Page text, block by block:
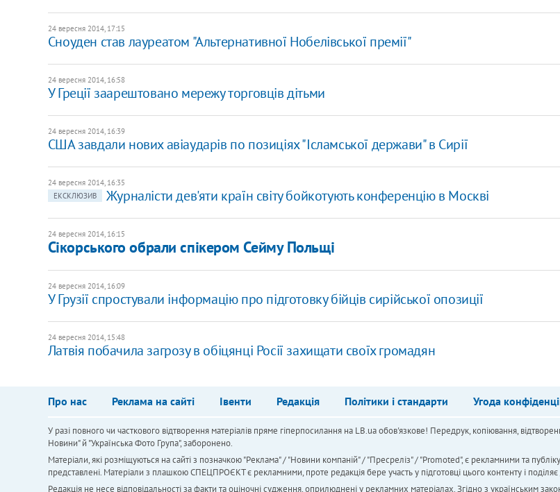
24 вересня 2014, 17:15
Сноуден став лауреатом "Альтернативної Нобелівської премії"
24 вересня 2014, 16:58
У Греції заарештовано мережу торговців дітьми
24 вересня 2014, 16:39
США завдали нових авіаударів по позиціях "Ісламської держави" в Сирії
24 вересня 2014, 16:35
ЕКСКЛЮЗИВ
Журналісти дев'яти країн світу бойкотують конференцію в Москві
24 вересня 2014, 16:15
Сікорського обрали спікером Сейму Польщі
24 вересня 2014, 16:09
У Грузії спростували інформацію про підготовку бійців сирійської опозиції
24 вересня 2014, 15:48
Латвія побачила загрозу в обіцянці Росії захищати своїх громадян
Про нас Реклама на сайті Івенти Редакція Політики і стандарти Угода
У разі повного чи часткового відтворення матеріалів пряме гіперпосилання на LB.ua обов'язкове! Передрук, копіювання,
Новини" й "Українська Фото Група", заборонено.
Матеріали, які розміщуються на сайті з позначкою "Реклама" / "Новини компаній" / "Пресреліз" / "Promoted", є рекламними та
представлені. Матеріали з плашкою СПЕЦПРОЄКТ є рекламними, проте редакція бере участь у підготовці цього контенту і
Редакція не несе відповідальності за факти та оціночні судження, оприлюднені у рекламних матеріалах. Згідно з українським